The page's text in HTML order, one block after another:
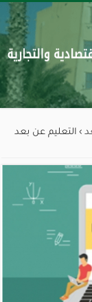
› التعليم عن بعد